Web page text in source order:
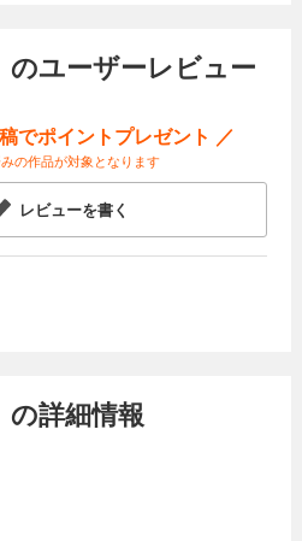
ユーザーレビュー
でポイントプレゼント ／
の作品が対象となります
レビューを書く
詳細情報